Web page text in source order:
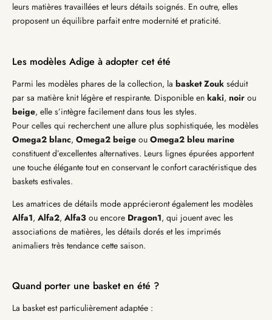
leurs matières travaillées et leurs détails soignés. En outre, elles
proposent un équilibre parfait entre modernité et praticité.
Les modèles Adige à adopter cet été
Parmi les modèles phares de la collection, la basket Zouk séduit
par sa matière knit légère et respirante. Disponible en kaki, noir ou
beige, elle s’intègre facilement dans tous les styles.
Pour celles qui recherchent une allure plus sophistiquée, les modèles
Omega2 blanc, Omega2 beige ou Omega2 bleu marine
constituent d’excellentes alternatives. Leurs lignes épurées apportent
une touche élégante tout en conservant le confort caractéristique des
baskets estivales.
Les amatrices de détails mode apprécieront également les modèles
Alfa1, Alfa2, Alfa3 ou encore Dragon1, qui jouent avec les
associations de matières, les détails dorés et les imprimés
animaliers très tendance cette saison.
Quand porter une basket en été ?
La basket est particulièrement adaptée :